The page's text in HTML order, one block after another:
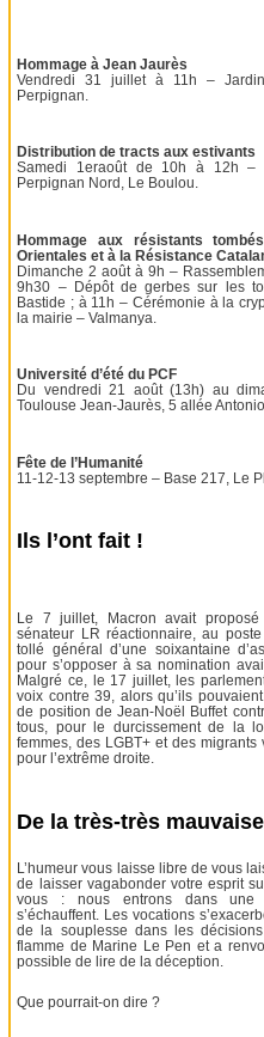
Hommage à Jean Jaurès
Vendredi 31 juillet à 11h –
Perpignan.
Distribution de tracts aux estivants
Samedi 1eraoût de 10h à 12h –
Perpignan Nord, Le Boulou.
Hommage aux résistants
Orientales et à la Résistance
Dimanche 2 août à 9h –
9h30 – Dépôt de gerbes sur les
Bastide ; à 11h – Cérémonie à la
la mairie – Valmanya.
Université d’été du PCF
Du vendredi 21 août (13h) au
Toulouse Jean-Jaurès, 5 allée
Fête de l’Humanité
11-12-13 septembre – Base 217, Le
Ils l’ont fait !
Le 7 juillet, Macron avait
sénateur LR réactionnaire, au
tollé général d’une soixantaine
pour s’opposer à sa nomination
Malgré ce, le 17 juillet, les
voix contre 39, alors qu’ils
de position de Jean-Noël Buffet
tous, pour le durcissement de la
femmes, des LGBT+ et des
pour l’extrême droite.
De la très-très
L’humeur vous laisse libre de vous
de laisser vagabonder votre esprit
vous : nous entrons dans une
s’échauffent. Les vocations
de la souplesse dans les
flamme de Marine Le Pen et a
possible de lire de la déception.
Que pourrait-on dire ?